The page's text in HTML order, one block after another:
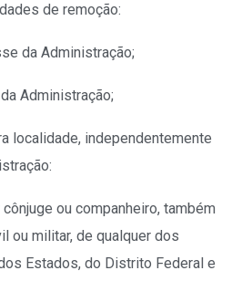
de remoção:
da Administração;
Administração;
localidade, independentemente
cônjuge ou companheiro, também
ou militar, de qualquer dos
Estados, do Distrito Federal e